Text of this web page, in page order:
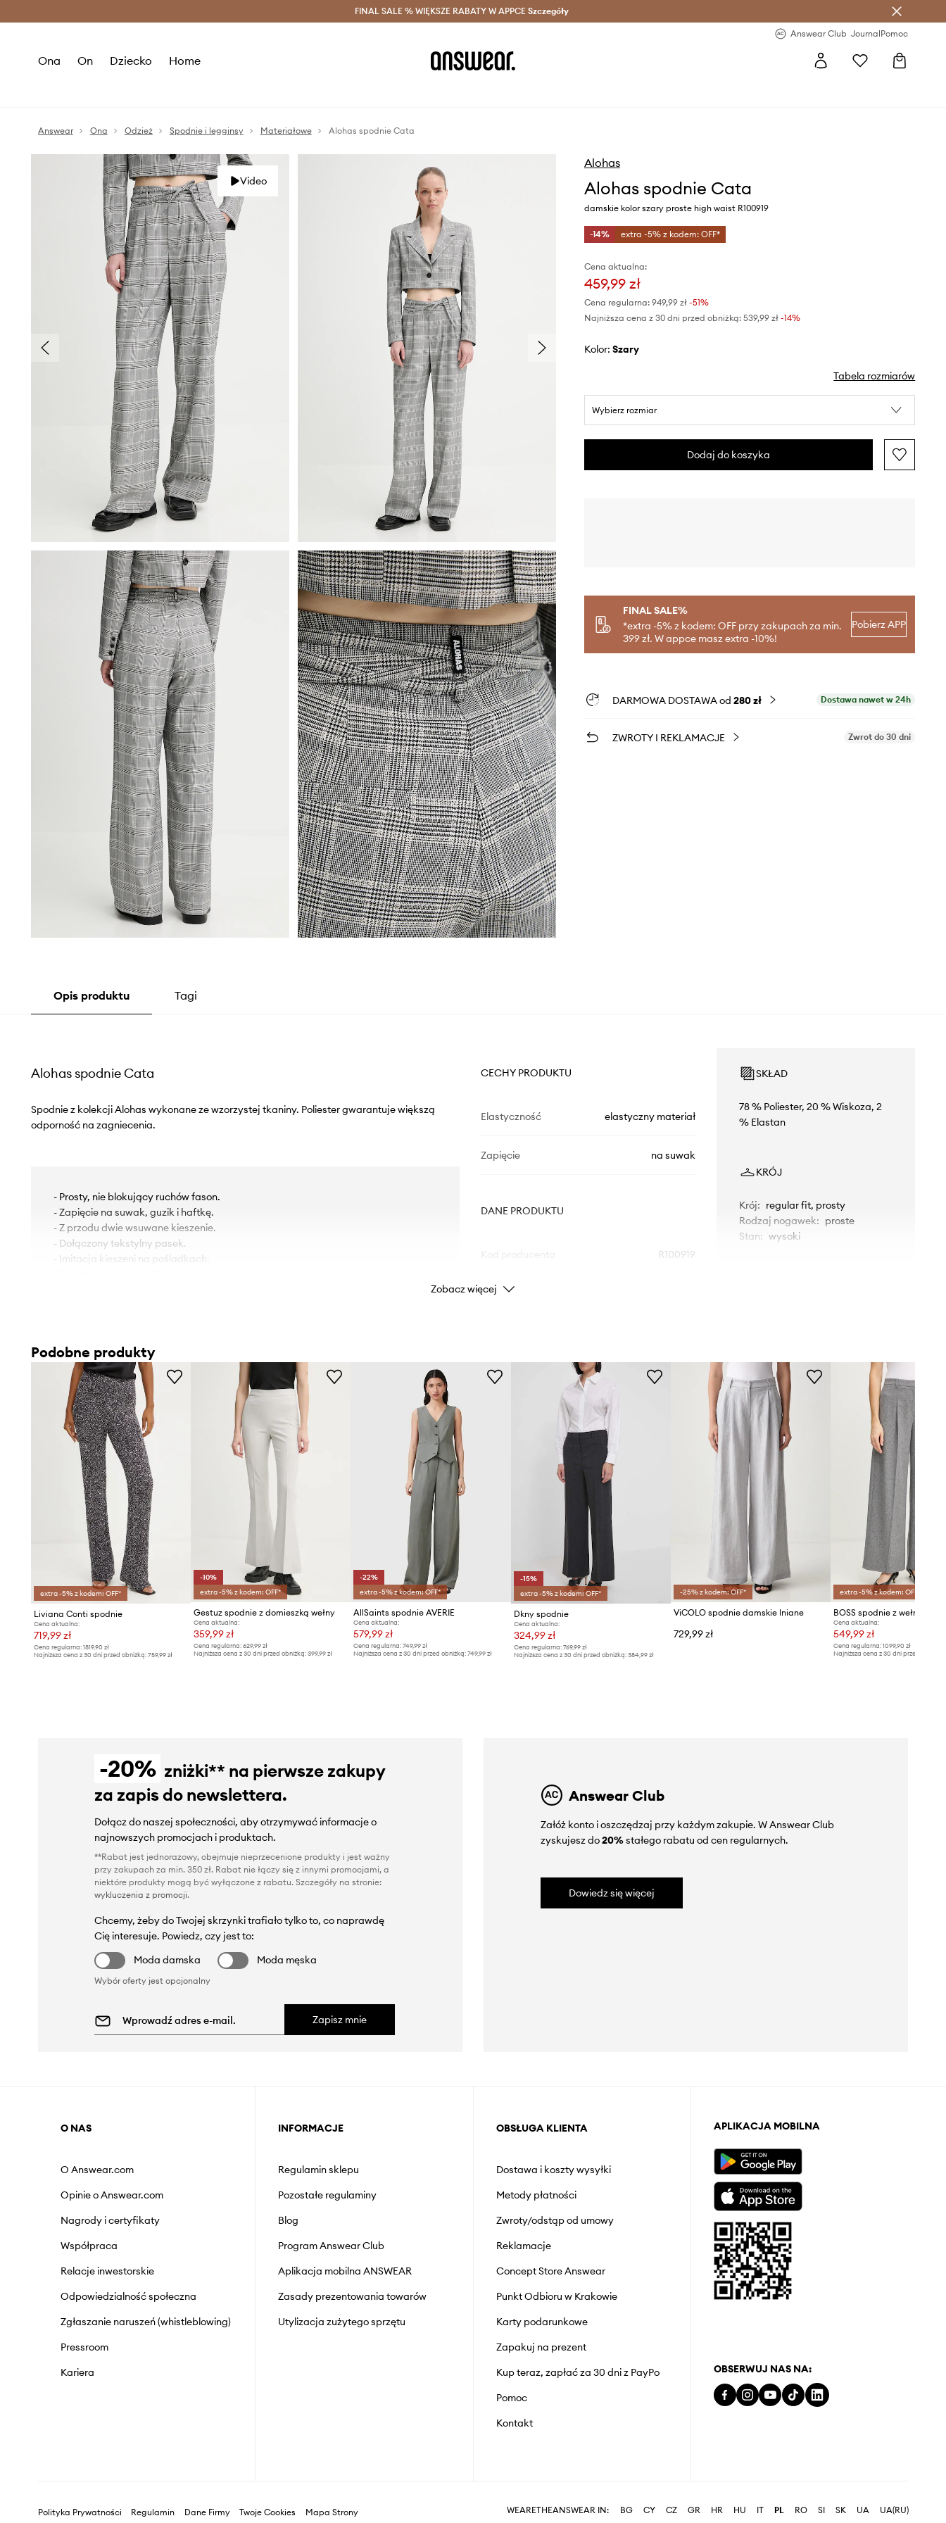
Oszczędzaj z Answear Club > Dostawa nawet w 24h >
FINAL SALE % WIĘKSZE RABATY W APPCE Szczegóły
Answear Club JournalPomoc
Ona On Dziecko Home
Answear Ona Odzież Spodnie i legginsy Materiałowe Alohas spodnie Cata
Video
Alohas
Alohas spodnie Cata
damskie kolor szary proste high waist R100919
-14% extra -5% z kodem: OFF*
Cena aktualna:
459,99 zł
Cena regularna: 949,99 zł-51%
Najniższa cena z 30 dni przed obniżką: 539,99 zł -14%
Kolor: szary
Tabela rozmiarów
Wybierz rozmiar
Dodaj do koszyka
FINAL SALE%
*extra -5% z kodem: OFF przy zakupach za min.
399 zł. W appce masz extra -10%!
Pobierz APP
DARMOWA DOSTAWA od 280 zł Dostawa nawet w 24h
ZWROTY I REKLAMACJE Zwrot do 30 dni
Opis produktu Tagi
Alohas spodnie Cata
Spodnie z kolekcji Alohas wykonane ze wzorzystej tkaniny. Poliester gwarantuje większą
odporność na zagniecenia.
- Prosty, nie blokujący ruchów fason.
- Zapięcie na suwak, guzik i haftkę.
- Z przodu dwie wsuwane kieszenie.
- Dołączony tekstylny pasek.
- Imitacja kieszeni na pośladkach.
- Długość wewnętrzna nogawki: 84 cm.
- Wymiary podane dla rozmiaru: S.
CECHY PRODUKTU
Elastyczność elastyczny materiał
Zapięcie na suwak
DANE PRODUKTU
R100919
Kolor
ID Produktu
SKŁAD
78 % Poliester, 20 % Wiskoza, 2
% Elastan
KRÓJ
Krój: regular fit, prosty
Rodzaj nogawek: proste
Stan: wysoki
Zalecamy wybór rozmiaru, jaki nosisz
zazwyczaj.
Tabela rozmiarów
Zobacz więcej
Podobne produkty
extra -5% z kodem: OFF*
Liviana Conti spodnie
Cena aktualna:
719,99 zł
Cena regularna: 1819,90 zł
Najniższa cena z 30 dni przed obniżką: 759,99 zł
-10%
extra -5% z kodem: OFF*
Gestuz spodnie z domieszką wełny
Cena aktualna:
359,99 zł
Cena regularna:629,99 zł
Najniższa cena z 30 dni przed obniżką:399,99 zł
-22%
extra -5% z kodem: OFF*
AllSaints spodnie AVERIE
Cena aktualna:
579,99 zł
Cena regularna: 749,99 zł
Najniższa cena z 30 dni przed obniżką: 749,99 zł
-15%
extra -5% z kodem: OFF*
Dkny spodnie
Cena aktualna:
324,99 zł
Cena regularna: 769,99 zł
Najniższa cena z 30 dni przed obniżką: 384,99 zł
-25% z kodem: OFF*
ViCOLO spodnie damskie lniane
729,99 zł
extra -5% z kodem: OFF*
BOSS spodnie z wełną
Cena aktualna:
549,99 zł
Cena regularna: 1099,90 zł
Najniższa cena z 30 dni przed obniżką:
-20% zniżki** na pierwsze zakupy
za zapis do newslettera.
Dołącz do naszej społeczności, aby otrzymywać informacje o
najnowszych promocjach i produktach.
**Rabat jest jednorazowy, obejmuje nieprzecenione produkty i jest ważny
przy zakupach za min. 350 zł. Rabat nie łączy się z innymi promocjami, a
niektóre produkty mogą być wyłączone z rabatu. Szczegóły na stronie:
wykluczenia z promocji.
Chcemy, żeby do Twojej skrzynki trafiało tylko to, co naprawdę
Cię interesuje. Powiedz, czy jest to:
Moda damska
Moda męska
Wybór oferty jest opcjonalny
Zapisz mnie
Answear Club
Załóż konto i oszczędzaj przy każdym zakupie. W Answear Club
zyskujesz do20%stałego rabatu od cen regularnych.
Dowiedz się więcej
O NAS
O Answear.com
Opinie o Answear.com
Nagrody i certyfikaty
Współpraca
Relacje inwestorskie
Odpowiedzialność społeczna
Zgłaszanie naruszeń (whistleblowing)
Pressroom
Kariera
INFORMACJE
Regulamin sklepu
Pozostałe regulaminy
Blog
Program Answear Club
Aplikacja mobilna ANSWEAR
Zasady prezentowania towarów
Utylizacja zużytego sprzętu
OBSŁUGA KLIENTA
Dostawa i koszty wysyłki
Metody płatności
Zwroty/odstąp od umowy
Reklamacje
Concept Store Answear
Punkt Odbioru w Krakowie
Karty podarunkowe
Zapakuj na prezent
Kup teraz, zapłać za 30 dni z PayPo
Pomoc
Kontakt
APLIKACJA MOBILNA
OBSERWUJ NAS NA:
Polityka Prywatności Regulamin Dane Firmy Twoje Cookies Mapa Strony WEARETHEANSWEAR IN: BG CY CZ GR HR HU IT PL RO SI SK UA UA(RU)